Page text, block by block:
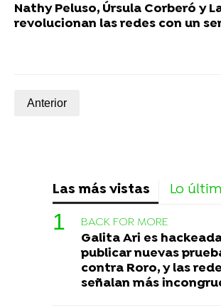
Nathy Peluso, Úrsula Corberó y
revolucionan las redes con un
Anterior
Las más vistas Lo
BACK FOR MORE
Galita Ari es
publicar nuevas
contra Roro, y las
señalan más